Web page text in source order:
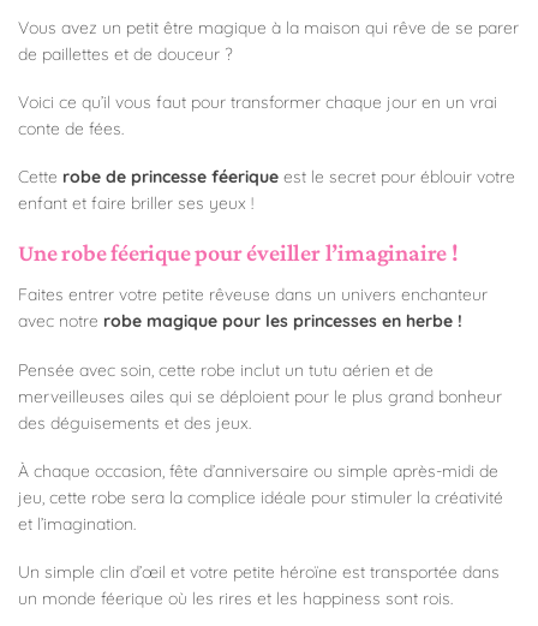
Vous avez un petit être magique à la maison qui rêve de se parer
de paillettes et de douceur ?
Voici ce qu’il vous faut pour transformer chaque jour en un vrai
conte de fées.
Cette robe de princesse féerique est le secret pour éblouir votre
enfant et faire briller ses yeux !
Une robe féerique pour éveiller l’imaginaire !
Faites entrer votre petite rêveuse dans un univers enchanteur
avec notre robe magique pour les princesses en herbe !
Pensée avec soin, cette robe inclut un tutu aérien et de
merveilleuses ailes qui se déploient pour le plus grand bonheur
des déguisements et des jeux.
À chaque occasion, fête d’anniversaire ou simple après-midi de
jeu, cette robe sera la complice idéale pour stimuler la créativité
et l’imagination.
Un simple clin d’œil et votre petite héroïne est transportée dans
un monde féerique où les rires et les happiness sont rois.